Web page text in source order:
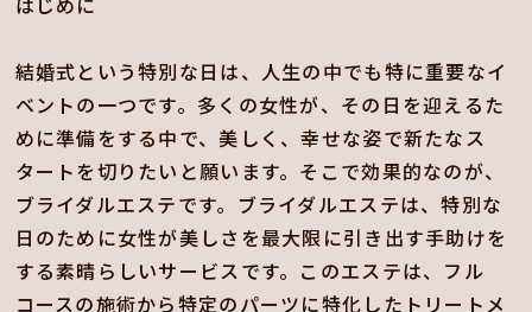
結婚式という特別な日は、人生の中でも特に重要なイ
ベントの一つです。多くの女性が、その日を迎えるた
めに準備をする中で、美しく、幸せな姿で新たなス
タートを切りたいと願います。そこで効果的なのが、
ブライダルエステです。ブライダルエステは、特別な
日のために女性が美しさを最大限に引き出す手助けを
する素晴らしいサービスです。このエステは、フル
コースの施術から特定のパーツに特化したトリートメ